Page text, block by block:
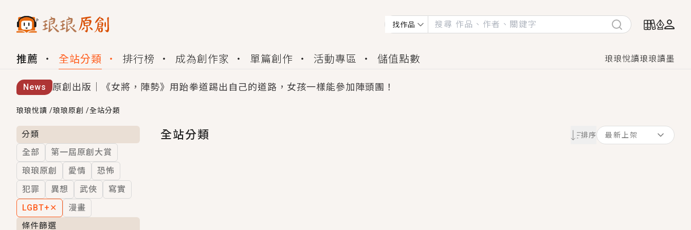
找作品
推薦 全站分類 排行榜 成為創作家 單篇創作 活動專區 儲值點數 琅琅悅讀琅琅讀墨
News 原創出版｜《女將，陣勢》用跆拳道踢出自己的道路，女孩一樣能參加陣頭團！
創,作家招募｜華文小說創作首選！有機會獲得豐富廣宣資源、專屬服務與獨享福利！
小編心動書單｜《離婚你提的，二婚嫁大佬，你哭什麼？》追妻火葬場！前夫失憶移情別戀，她頭也不回找新歡，他居然還後悔了？
GL｜《夏日與檸檬與重疊世界》炎熱的夏日、檸檬的香氣、互相愛慕的兩位少女，今夏最推純愛GL漫畫！
BL｜《費洛蒙中毒》救命！特殊費洛蒙體質世界觀，無法抗拒的吸引力，已中毒Σ>―(〃°ω°〃)♡→
OMG你嚇到我了｜《陰陽鬼店》上班族買了房子模型，但現實中買下的竟是屬於他的停屍櫃？！
言情｜《國語推行員》每個人心中都有一個連自己也無法改變的永恆， 他的一生將不由自主追逐著她……
琅琅悅讀 /琅琅原創 /全站分類
分類
全部
第一屆原創大賞
琅琅原創
愛情
恐怖
犯罪
異想 武俠
寫實
LGBT+ ✕
漫畫
條件篩選
全站分類 排序 最新上架